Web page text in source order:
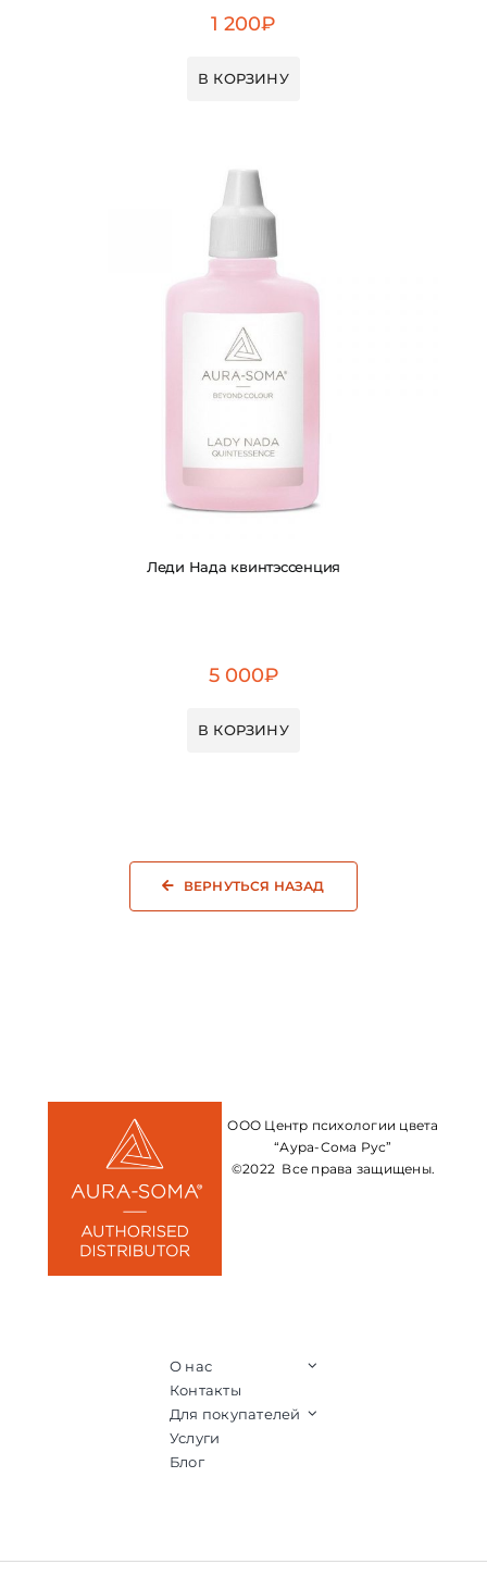
1 200₽
В КОРЗИНУ
Леди Нада квинтэссенция
5 000₽
В КОРЗИНУ
ВЕРНУТЬСЯ НАЗАД
ООО Центр психологии цвета
“Аура-Сома Рус”
©2022 Все права защищены.
О нас
Контакты
Для покупателей
Услуги
Блог